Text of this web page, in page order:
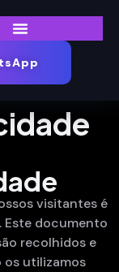
visitantes é
Este documento
recolhidos e
os utilizamos